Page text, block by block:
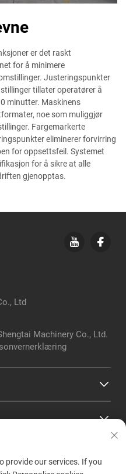
er det raskt
for å minimere
Justeringspunkter
tillater operatører å
minutter. Maskinens
noe som muliggjør
Fargemarkerte
eliminerer forvirring
for oppsettsfeil. Systemet
for å sikre at alle
gjenopptas.
Ltd
Machinery Co., Ltd.
provide our services. If you